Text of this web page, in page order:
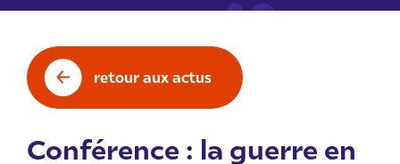
retour aux actus
Conférence : la guerre en